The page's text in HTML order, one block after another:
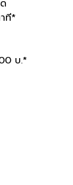
ที*
บ.*